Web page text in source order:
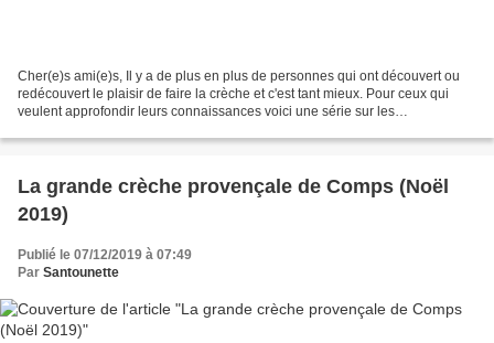
Cher(e)s ami(e)s, Il y a de plus en plus de personnes qui ont découvert ou
redécouvert le plaisir de faire la crèche et c'est tant mieux. Pour ceux qui
veulent approfondir leurs connaissances voici une série sur les
La grande crèche provençale de Comps (Noël
2019)
Publié le 07/12/2019 à 07:49
Par Santounette